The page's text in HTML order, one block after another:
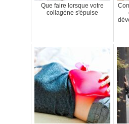
Que faire lorsque votre
collagène s'épuise